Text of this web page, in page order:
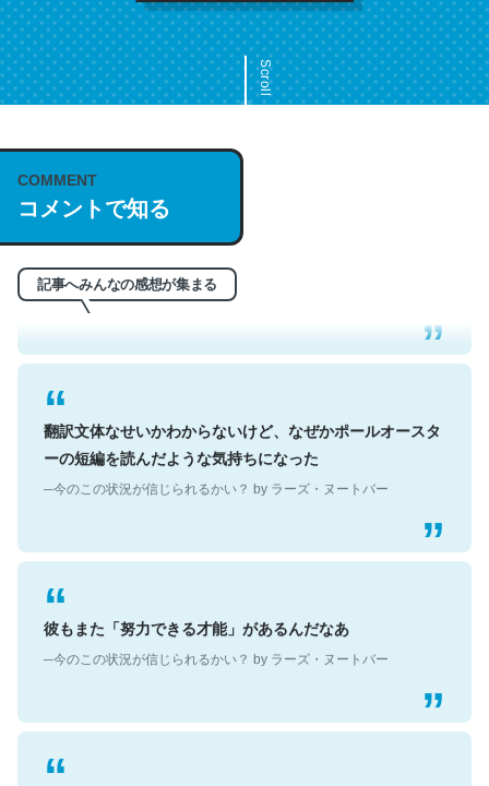
Scroll
COMMENT
コメントで知る
記事へみんなの感想が集まる
これは名文。彼はとてもクレバーなんだろうなと凄く思
う。英語少しでも読める人は原文もお勧め。自分はこの流
れ好き。Let’s Fucking Go. Then Covid hit. Shit.
─今のこの状況が信じられるかい？ by ラーズ・ヌートバー
翻訳文体なせいかわからないけど、なぜかポールオースタ
ーの短編を読んだような気持ちになった
─今のこの状況が信じられるかい？ by ラーズ・ヌートバー
彼もまた「努力できる才能」があるんだなあ
─今のこの状況が信じられるかい？ by ラーズ・ヌートバー